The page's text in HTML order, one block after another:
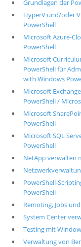
Grundlagen der
HyperV und/oder
PowerShell
Microsoft Azure-
PowerShell
Microsoft
PowerShell für
with Windows
Microsoft
PowerShell /
Microsoft
PowerShell
Microsoft SQL
PowerShell
NetApp verwalten
PowerShell-
PowerShell
Remoting, Jobs
System Center
Testing mit
Verwaltung von